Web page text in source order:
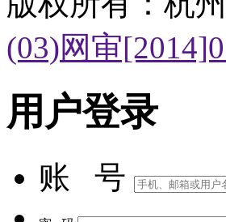
版权所有：杭
(03)网审
用户登录
账 号